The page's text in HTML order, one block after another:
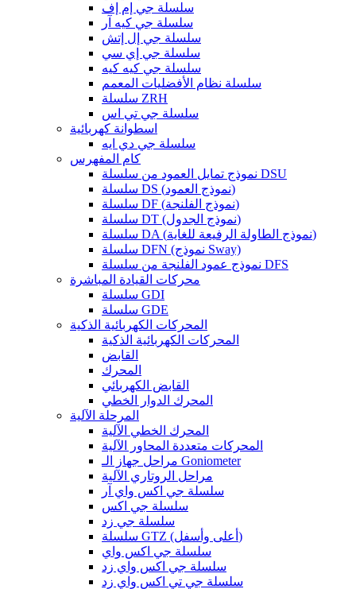
سلسلة جي إم إف
سلسلة جي كيه آر
سلسلة جي إل إتش
سلسلة جي إي سي
سلسلة جي كيه كيه
سلسلة نظام الأفضليات المعمم
سلسلة ZRH
سلسلة جي تي اس
اسطوانة كهربائية
سلسلة جي دي ايه
كام المفهرس
نموذج تمايل العمود من سلسلة DSU
سلسلة DS (نموذج العمود)
سلسلة DF (نموذج الفلنجة)
سلسلة DT (نموذج الجدول)
سلسلة DA (نموذج الطاولة الرفيعة للغاية)
سلسلة DFN (نموذج Sway)
نموذج عمود الفلنجة من سلسلة DFS
محركات القيادة المباشرة
سلسلة GDI
سلسلة GDE
المحركات الكهربائية الذكية
المحركات الكهربائية الذكية
القابض
المحرك
القابض الكهربائي
المحرك الدوار الخطي
المرحلة الآلية
المحرك الخطي الآلية
المحركات متعددة المحاور الآلية
مراحل جهاز الـ Goniometer
مراحل الروتاري الآلية
سلسلة جي اكس واي آر
سلسلة جي اكس
سلسلة جي زد
سلسلة GTZ (أعلى وأسفل)
سلسلة جي اكس واي
سلسلة جي اكس واي زد
سلسلة جي تي اكس واي زد